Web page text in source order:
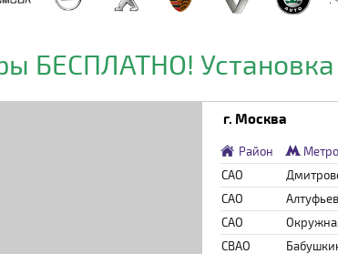
БЕСПЛАТНО! Установка
г. Москва
Район Метро
САО
САО
САО
СВАО